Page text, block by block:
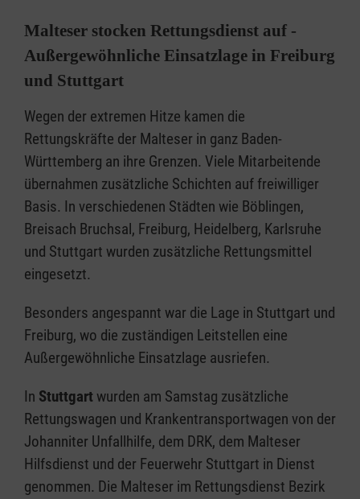
Malteser stocken Rettungsdienst auf -
Außergewöhnliche Einsatzlage in Freiburg
und Stuttgart
Wegen der extremen Hitze kamen die
Rettungskräfte der Malteser in ganz Baden-
Württemberg an ihre Grenzen. Viele Mitarbeitende
übernahmen zusätzliche Schichten auf freiwilliger
Basis. In verschiedenen Städten wie Böblingen,
Breisach Bruchsal, Freiburg, Heidelberg, Karlsruhe
und Stuttgart wurden zusätzliche Rettungsmittel
eingesetzt.
Besonders angespannt war die Lage in Stuttgart und
Freiburg, wo die zuständigen Leitstellen eine
Außergewöhnliche Einsatzlage ausriefen.
In Stuttgartwurden am Samstag zusätzliche
Rettungswagen und Krankentransportwagen von der
Johanniter Unfallhilfe, dem DRK, dem Malteser
Hilfsdienst und der Feuerwehr Stuttgart in Dienst
genommen. Die Malteser im Rettungsdienst Bezirk